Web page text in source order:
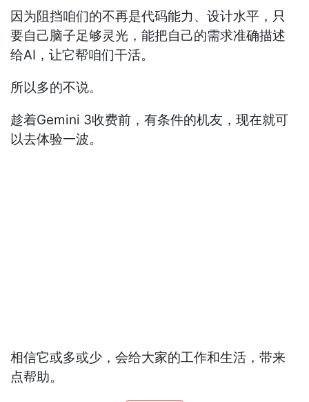
因为阻挡咱们的不再是代码能力、设计水平，只
要自己脑子足够灵光，能把自己的需求准确描述
给AI，让它帮咱们干活。
所以多的不说。
趁着Gemini 3收费前，有条件的机友，现在就可
以去体验一波。
相信它或多或少，会给大家的工作和生活，带来
点帮助。